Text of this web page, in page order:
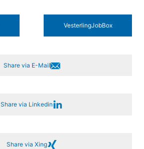
Vesterling­JobBox
Share via E-Mail
Share via Linkedin
Share via Xing